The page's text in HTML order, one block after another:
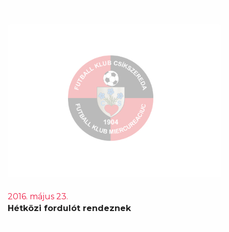
2016. május 23.
Hétközi fordulót rendeznek